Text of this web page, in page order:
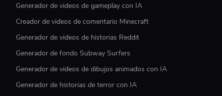
Generador de videos de gameplay con IA
Creador de videos de comentario Minecraft
Generador de videos de historias Reddit
Generador de fondo Subway Surfers
Generador de videos de dibujos animados con IA
Generador de historias de terror con IA